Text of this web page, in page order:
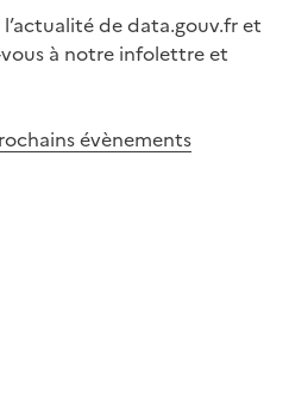
de data.gouv.fr et
à notre infolettre et
évènements